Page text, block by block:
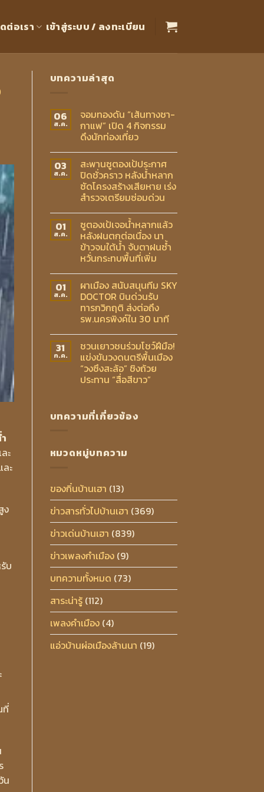
ต่อเรา เข้าสู่ระบบ / ลงทะเบียน
ะ
ะ
ง
บ
ที่
น
บทความล่าสุด
06
ส.ค.
จอมทองดัน “เส้นทางชา-
กาแฟ” เปิด 4 กิจกรรม
ดึงนักท่องเที่ยว
03
ส.ค.
สะพานซูตองเป้ประกาศ
ปิดชั่วคราว หลังน้ำหลาก
ซัดโครงสร้างเสียหาย เร่ง
สำรวจเตรียมซ่อมด่วน
01
ส.ค.
ซูตองเป้เจอน้ำหลากแล้ว
หลังฝนตกต่อเนื่อง นา
ข้าวจมใต้น้ำ จับตาฝนซ้ำ
หวั่นกระทบพื้นที่เพิ่ม
01
ส.ค.
ผาเมือง สนับสนุนทีม SKY
DOCTOR บินด่วนรับ
ทารกวิกฤติ ส่งต่อถึง
รพ.นครพิงค์ใน 30 นาที
31
ก.ค.
ชวนเยาวชนร่วมโชว์ฝีมือ!
แข่งขันวงดนตรีพื้นเมือง
“วงซึงสะล้อ” ชิงถ้วย
ประทาน “สื่อสีขาว”
บทความที่เกี่ยวข้อง
หมวดหมู่บทความ
ของกิ๋นบ้านเฮา (13)
ข่าวสารทั่วไปบ้านเฮา (369)
ข่าวเด่นบ้านเฮา (839)
ข่าวเพลงกำเมือง(9)
บทความทั้งหมด (73)
สาระน่ารู้(112)
เพลงคำเมือง(4)
แอ่วบ้านผ่อเมืองล้านนา (19)